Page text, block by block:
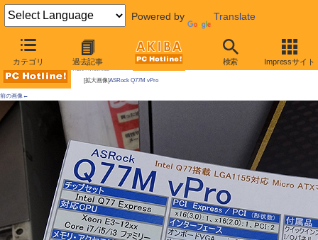
Powered by Translate
カテゴリ 過去記事 検索 Impressサイト
AKIBA PC Hotline!
[拡大画像]ASRock Q77M vPro
前の画像←